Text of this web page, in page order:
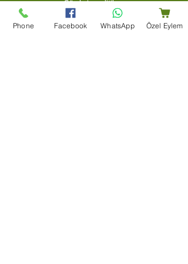
Gönderim politikası
Phone Facebook WhatsApp Özel Eylem